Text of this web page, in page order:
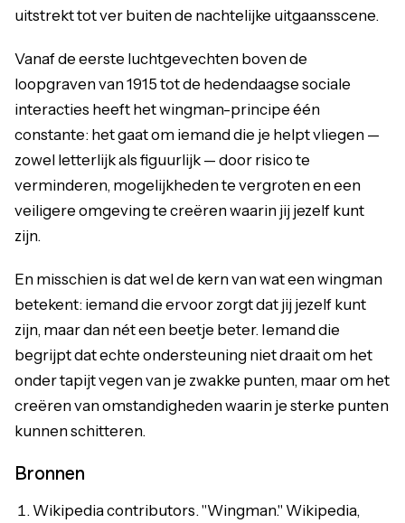
uitstrekt tot ver buiten de nachtelijke uitgaansscene.
Vanaf de eerste luchtgevechten boven de
loopgraven van 1915 tot de hedendaagse sociale
interacties heeft het wingman-principe één
constante: het gaat om iemand die je helpt vliegen —
zowel letterlijk als figuurlijk — door risico te
verminderen, mogelijkheden te vergroten en een
veiligere omgeving te creëren waarin jij jezelf kunt
zijn.
En misschien is dat wel de kern van wat een wingman
betekent: iemand die ervoor zorgt dat jij jezelf kunt
zijn, maar dan nét een beetje beter. Iemand die
begrijpt dat echte ondersteuning niet draait om het
onder tapijt vegen van je zwakke punten, maar om het
creëren van omstandigheden waarin je sterke punten
kunnen schitteren.
Bronnen
Wikipedia contributors. "Wingman." Wikipedia,